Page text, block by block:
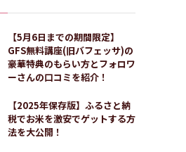
【5月6日までの期間限定】
GFS無料講座(旧バフェッサ)の
豪華特典のもらい方とフォロワ
ーさんの口コミを紹介！
【2025年保存版】ふるさと納
税でお米を激安でゲットする方
法を大公開！